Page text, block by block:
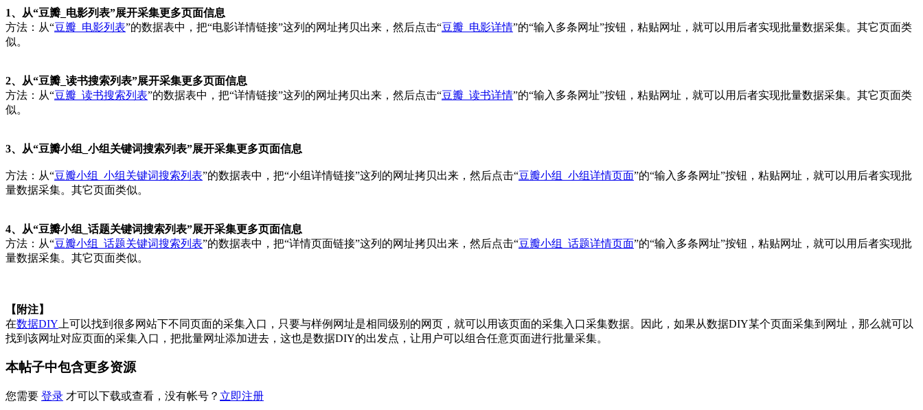
1、从“豆瓣_电影列表”展开采集更多页面信息
方法：从“豆瓣_电影列表”的数据表中，把“电影详情链接”这列的网址拷贝出来，然后点击“豆瓣_电影详情”的“输入多条网址”按钮，粘贴网址，就可以用后者实现批量数据采集。其它页面类
似。
2、从“豆瓣_读书搜索列表”展开采集更多页面信息
方法：从“豆瓣_读书搜索列表”的数据表中，把“详情链接”这列的网址拷贝出来，然后点击“豆瓣_读书详情”的“输入多条网址”按钮，粘贴网址，就可以用后者实现批量数据采集。其它页面类
似。
3、从“豆瓣小组_小组关键词搜索列表”展开采集更多页面信息
方法：从“豆瓣小组_小组关键词搜索列表”的数据表中，把“小组详情链接”这列的网址拷贝出来，然后点击“豆瓣小组_小组详情页面”的“输入多条网址”按钮，粘贴网址，就可以用后者实现批
量数据采集。其它页面类似。
4、从“豆瓣小组_话题关键词搜索列表”展开采集更多页面信息
方法：从“豆瓣小组_话题关键词搜索列表”的数据表中，把“详情页面链接”这列的网址拷贝出来，然后点击“豆瓣小组_话题详情页面”的“输入多条网址”按钮，粘贴网址，就可以用后者实现批
量数据采集。其它页面类似。
【附注】
在数据DIY 上可以找到很多网站下不同页面的采集入口，只要与样例网址是相同级别的网页，就可以用该页面的采集入口采集数据。因此，如果从数据DIY某个页面采集到网址，那么就可以
找到该网址对应页面的采集入口，把批量网址添加进去，这也是数据DIY的出发点，让用户可以组合任意页面进行批量采集。
本帖子中包含更多资源
您需要 登录 才可以下载或查看，没有帐号？ 立即注册